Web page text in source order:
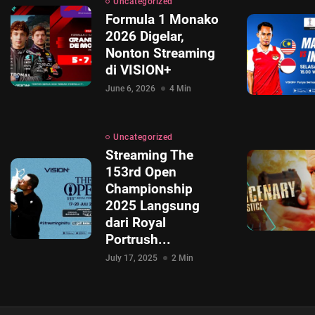
Formula 1 Monako
2026 Digelar,
Nonton Streaming
di VISION+
June 6, 2026 4 Min
Uncategorized
Streaming The
153rd Open
Championship
2025 Langsung
dari Royal
Portrush...
July 17, 2025 2 Min